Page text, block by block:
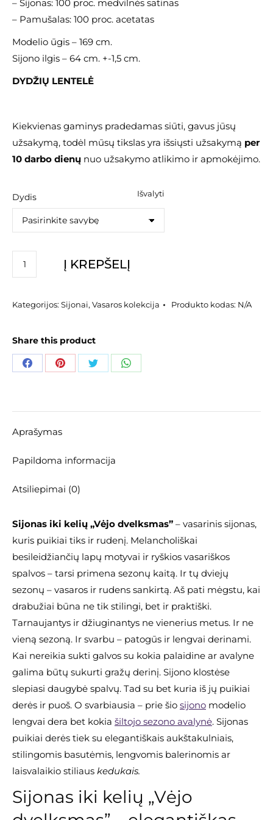
– Sijonas: 100 proc. medvilnės satinas
– Pamušalas: 100 proc. acetatas
Modelio ūgis – 169 cm.
Sijono ilgis – 64 cm. +-1,5 cm.
DYDŽIŲ LENTELĖ
Kiekvienas gaminys pradedamas siūti, gavus jūsų
užsakymą, todėl mūsų tikslas yra išsiųsti užsakymą per
10 darbo dienų nuo užsakymo atlikimo ir apmokėjimo.
Dydis Išvalyti
produkto
kiekis:
iki
"Vėjo
dvelksmas"
Į KREPŠELĮ
Kategorijos: Sijonai, Vasaros kolekcija Produkto kodas: N/A
Share this product
Share Share Share Share
Aprašymas
Papildoma informacija
Atsiliepimai (0)
Sijonas iki kelių „Vėjo dvelksmas” – vasarinis sijonas,
kuris puikiai tiks ir rudenį. Melancholiškai
besileidžiančių lapų motyvai ir ryškios vasariškos
spalvos – tarsi primena sezonų kaitą. Ir tų dviejų
sezonų – vasaros ir rudens sankirtą. Aš pati mėgstu, kai
drabužiai būna ne tik stilingi, bet ir praktiški.
Tarnaujantys ir džiuginantys ne vienerius metus. Ir ne
vieną sezoną. Ir svarbu – patogūs ir lengvai derinami.
Kai nereikia sukti galvos su kokia palaidine ar avalyne
galima būtų sukurti gražų derinį. Sijono klostėse
slepiasi daugybė spalvų. Tad su bet kuria iš jų puikiai
derės ir puoš. O svarbiausia – prie šio sijono modelio
lengvai dera bet kokia šiltojo sezono avalynė. Sijonas
puikiai derės tiek su elegantiškais aukštakulniais,
stilingomis basutėmis, lengvomis balerinomis ar
laisvalaikio stiliaus kedukais.
Sijonas iki kelių „Vėjo